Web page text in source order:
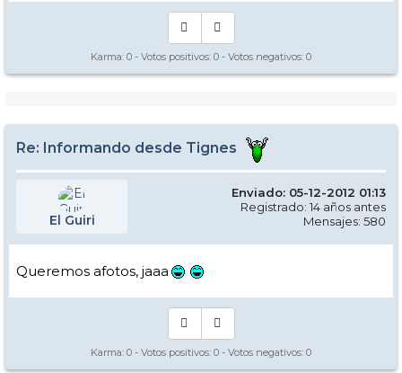
Karma: 0 - Votos positivos: 0 - Votos negativos: 0
Re: Informando desde Tignes
El Guiri
Enviado: 05-12-2012 01:13
Registrado: 14 años antes
Mensajes: 580
Queremos afotos, jaaa
Karma: 0 - Votos positivos: 0 - Votos negativos: 0